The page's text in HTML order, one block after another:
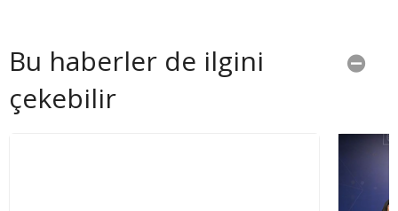
Bu haberler de ilgini
çekebilir